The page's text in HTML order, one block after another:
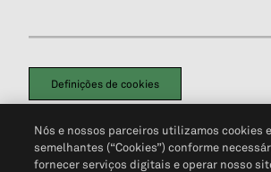
Definições de cookies
Política de PrivacidadePortal de privacidade do
Não Venda Minhas Informações Pessoais© 2026
Nós e nossos parceiros utilizamos cookies
semelhantes (“Cookies”) conforme
fornecer serviços digitais e operar nosso